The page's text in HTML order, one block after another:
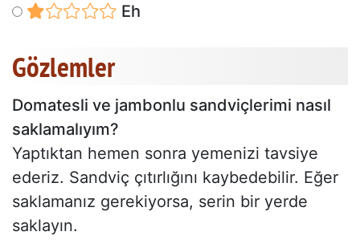
Eh
Gözlemler
Domatesli ve jambonlu sandviçlerimi nasıl
saklamalıyım?
Yaptıktan hemen sonra yemenizi tavsiye
ederiz. Sandviç çıtırlığını kaybedebilir. Eğer
saklamanız gerekiyorsa, serin bir yerde
saklayın.